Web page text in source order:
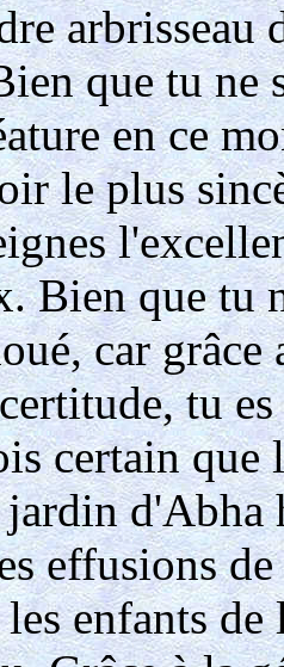
arbrisseau
que tu ne
en ce
le plus
Bien que tu
car
tu
certain que
d'Abha
effusions
les enfants de